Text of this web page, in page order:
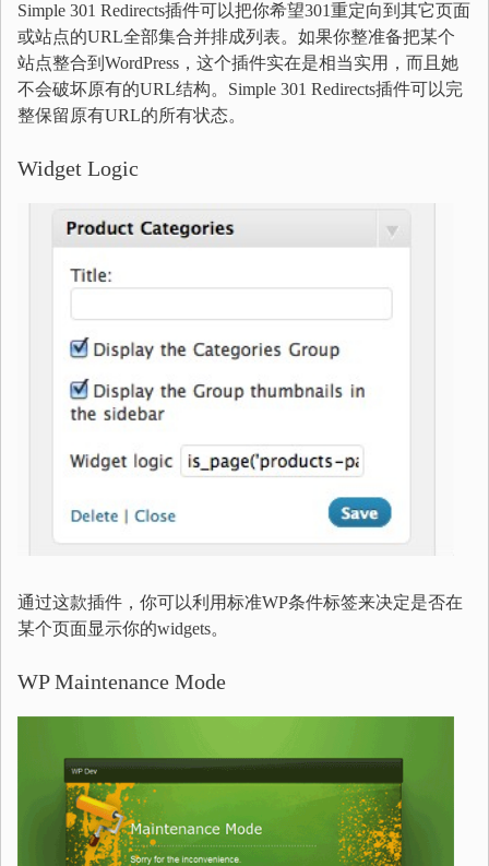
Simple 301 Redirects插件可以把你希望301重定向到其它页面
或站点的URL全部集合并排成列表。如果你整准备把某个
站点整合到WordPress，这个插件实在是相当实用，而且她
不会破坏原有的URL结构。Simple 301 Redirects插件可以完
整保留原有URL的所有状态。
Widget Logic
通过这款插件，你可以利用标准WP条件标签来决定是否在
某个页面显示你的widgets。
WP Maintenance Mode